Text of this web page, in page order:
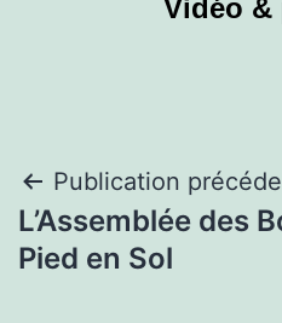
Vidéo
Publication
L’Assemblée des
Pied en Sol